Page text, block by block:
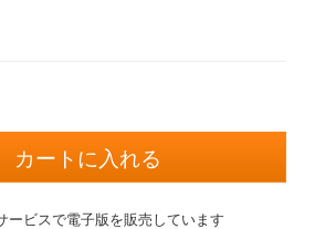
ービスで電子版を販売しています